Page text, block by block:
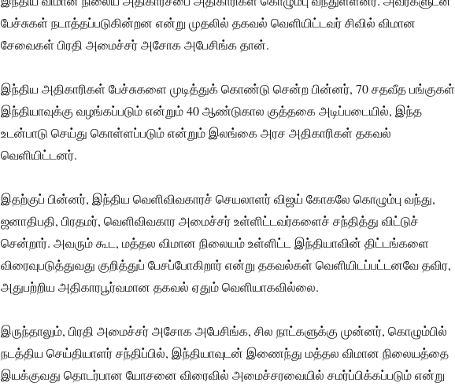
பேச்சுகள் நடாத்தப்படுகின்றன என்று முதலில் தகவல் வெளியிட்டவர் சிவில் விமான
சேவைகள் பிரதி அமைச்சர் அசோக அபேசிங்க தான்.
இந்திய அதிகாரிகள் பேச்சுகளை முடித்துக் கொண்டு சென்ற பின்னர், 70 சதவீத பங்குகள்
இந்தியாவுக்கு வழங்கப்படும் என்றும் 40 ஆண்டுகால குத்தகை அடிப்படையில், இந்த
உடன்பாடு செய்து கொள்ளப்படும் என்றும் இலங்கை அரச அதிகாரிகள் தகவல்
வெளியிட்டனர்.
இதற்குப் பின்னர், இந்திய வெளிவிவகாரச் செயலாளர் விஜய் கோகலே கொழும்பு வந்து,
ஜனாதிபதி, பிரதமர், வெளிவிவகார அமைச்சர் உள்ளிட்டவர்களைச் சந்தித்து விட்டுச்
சென்றார். அவரும் கூட, மத்தல விமான நிலையம் உள்ளிட்ட இந்தியாவின் திட்டங்களை
விரைவுபடுத்துவது குறித்துப் பேசப்போகிறார் என்று தகவல்கள் வெளியிடப்பட்டனவே தவிர,
அதுபற்றிய அதிகாரபூர்வமான தகவல் ஏதும் வெளியாகவில்லை.
இருந்தாலும், பிரதி அமைச்சர் அசோக அபேசிங்க, சில நாட்களுக்கு முன்னர், கொழும்பில்
நடத்திய செய்தியாளர் சந்திப்பில், இந்தியாவுடன் இணைந்து மத்தல விமான நிலையத்தை
இயக்குவது தொடர்பான யோசனை விரைவில் அமைச்சரவையில் சமர்ப்பிக்கப்படும் என்று